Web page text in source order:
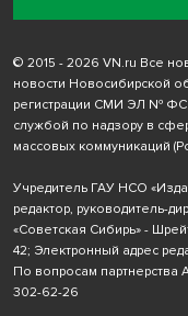
© 2015 - 2026 VN.ru Все
новости Новосибирской
регистрации СМИ ЭЛ № ФС
службой по надзору в
массовых коммуникаций
Учредитель ГАУ НСО
редактор, руководитель-
«Советская Сибирь» -
42; Электронный адрес
По вопросам партнерства
302-62-26